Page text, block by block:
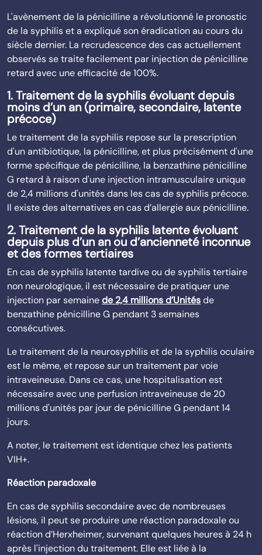
L'avènement de la pénicilline a révolutionné le pronostic
de la syphilis et a expliqué son éradication au cours du
siècle dernier. La recrudescence des cas actuellement
observés se traite facilement par injection de pénicilline
retard avec une efficacité de 100%.
1. Traitement de la syphilis évoluant depuis
moins d’un an (primaire, secondaire, latente
précoce)
Le traitement de la syphilis repose sur la prescription
d'un antibiotique, la pénicilline, et plus précisément d'une
forme spécifique de pénicilline, la benzathine pénicilline
G retard à raison d'une injection intramusculaire unique
de 2,4 millions d'unités dans les cas de syphilis précoce.
Il existe des alternatives en cas d’allergie aux pénicilline.
2. Traitement de la syphilis latente évoluant
depuis plus d’un an ou d’ancienneté inconnue
et des formes tertiaires
En cas de syphilis latente tardive ou de syphilis tertiaire
non neurologique, il est nécessaire de pratiquer une
injection par semainede 2,4 millions d’Unitésde
benzathine pénicilline G pendant 3 semaines
consécutives.
Le traitement de la neurosyphilis et de la syphilis oculaire
est le même, et repose sur un traitement par voie
intraveineuse. Dans ce cas, une hospitalisation est
nécessaire avec une perfusion intraveineuse de 20
millions d'unités par jour de pénicilline G pendant 14
jours.
A noter, le traitement est identique chez les patients
VIH+.
Réaction paradoxale
En cas de syphilis secondaire avec de nombreuses
lésions, il peut se produire une réaction paradoxale ou
réaction d’Herxheimer, survenant quelques heures à 24 h
après l'injection du traitement. Elle est liée à la